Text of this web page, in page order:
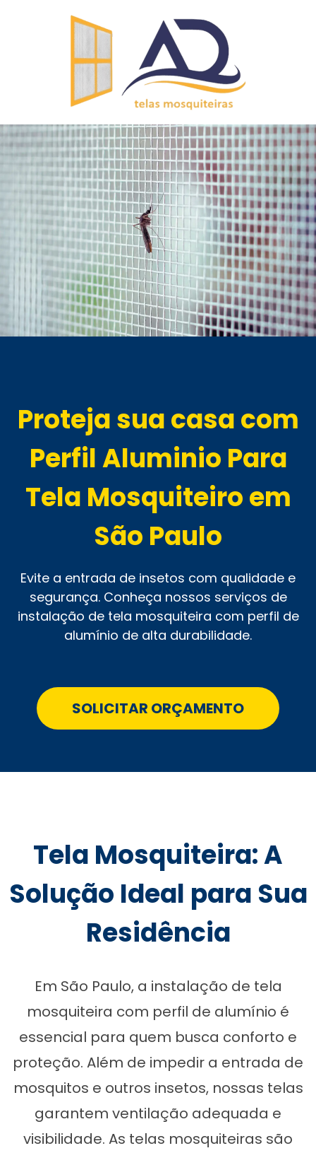
Proteja sua casa com
Perfil Aluminio Para
Tela Mosquiteiro em
São Paulo
Evite a entrada de insetos com qualidade e
segurança. Conheça nossos serviços de
instalação de tela mosquiteira com perfil de
alumínio de alta durabilidade.
SOLICITAR ORÇAMENTO
Tela Mosquiteira: A
Solução Ideal para Sua
Residência
Em São Paulo, a instalação de tela
mosquiteira com perfil de alumínio é
essencial para quem busca conforto e
proteção. Além de impedir a entrada de
mosquitos e outros insetos, nossas telas
garantem ventilação adequada e
visibilidade. As telas mosquiteiras são